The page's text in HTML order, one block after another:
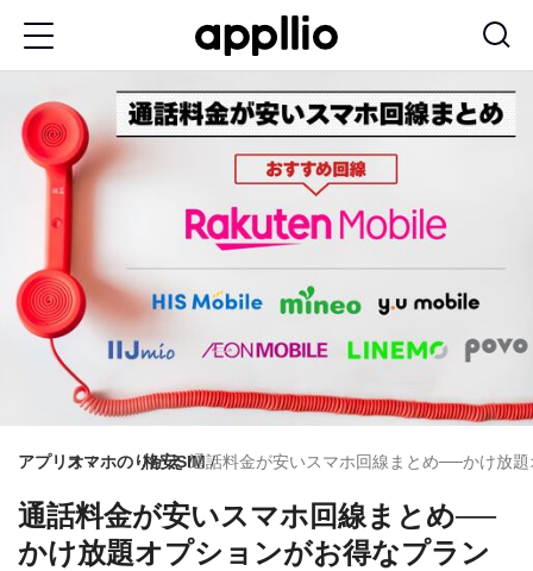
ツ
に
アプリオスマホのりかえ
格安SIM通話料金が安いスマホ回線まとめ──かけ放
通話料金が安いスマホ回線まとめ──
かけ放題オプションがお得なプラン